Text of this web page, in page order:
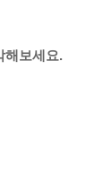
해보세요.